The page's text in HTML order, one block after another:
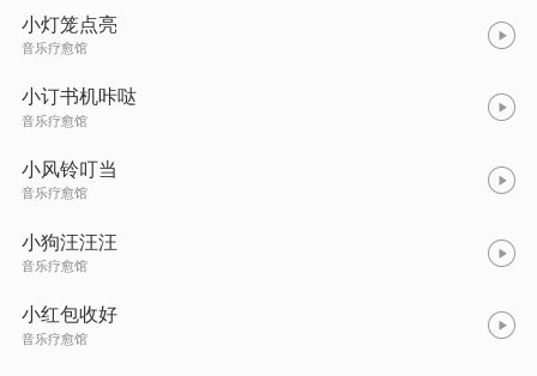
小灯笼点亮
音乐疗愈馆
小订书机咔哒
音乐疗愈馆
小风铃叮当
音乐疗愈馆
小狗汪汪汪
音乐疗愈馆
小红包收好
音乐疗愈馆